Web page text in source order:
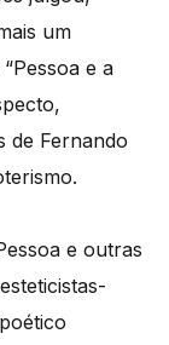
um
e a
de Fernando
e outras